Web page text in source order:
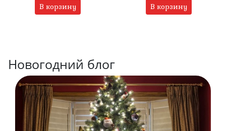
В корзину В корзину
Новогодний блог